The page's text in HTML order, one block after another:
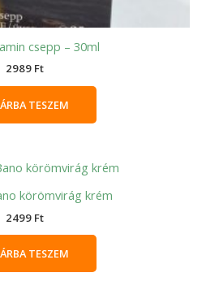
csepp – 30ml
2989 Ft
TESZEM
körömvirág krém
2499 Ft
TESZEM